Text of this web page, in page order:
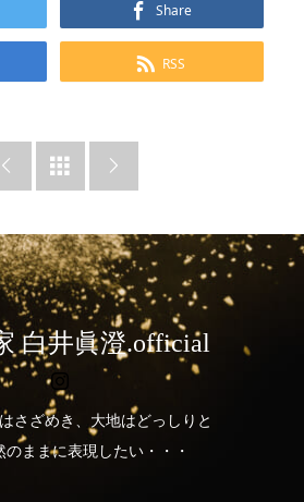
Share
RSS
  
白井眞澄.official
さざめき、大地はどっしりと
のままに表現したい・・・